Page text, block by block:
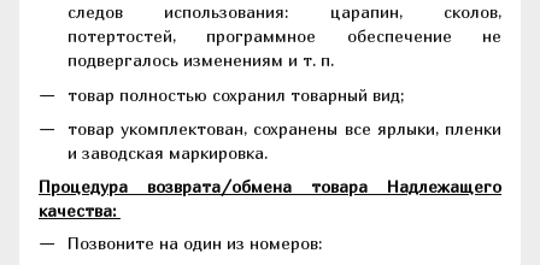
следов использования: царапин, сколов,
потертостей, программное обеспечение не
подвергалось изменениям и т. п.
товар полностью сохранил товарный вид;
товар укомплектован, сохранены все ярлыки, пленки
и заводская маркировка.
Процедура возврата/обмена товара Надлежащего
качества:
Позвоните на один из номеров: